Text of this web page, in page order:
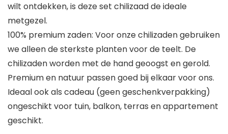
wilt ontdekken, is deze set chilizaad de ideale
metgezel.
100% premium zaden: Voor onze chilizaden gebruiken
we alleen de sterkste planten voor de teelt. De
chilizaden worden met de hand geoogst en gerold.
Premium en natuur passen goed bij elkaar voor ons.
Ideaal ook als cadeau (geen geschenkverpakking)
ongeschikt voor tuin, balkon, terras en appartement
geschikt.